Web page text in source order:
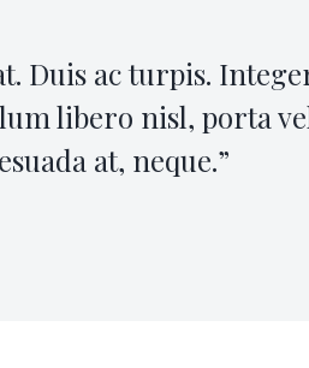
Duis ac turpis.
libero nisl, porta
at, neque.”